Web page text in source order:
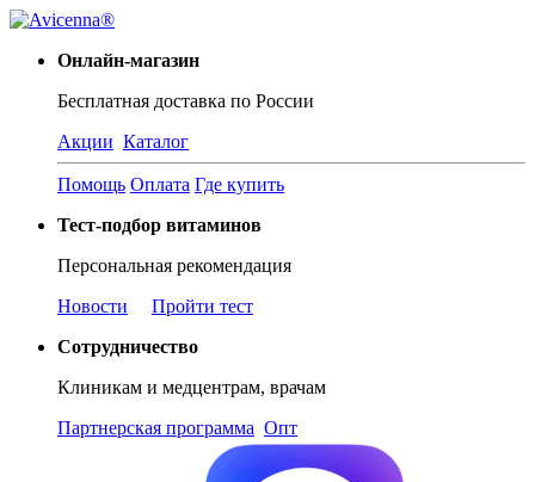
Онлайн-магазин
Бесплатная доставка по России
Акции Каталог
Помощь Оплата Где купить
Тест-подбор витаминов
Персональная рекомендация
Новости
Пройти тест
Сотрудничество
Клиникам и медцентрам, врачам
Партнерская программа Опт